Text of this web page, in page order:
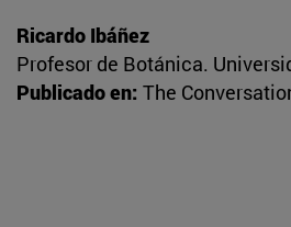
Ricardo Ibáñez
Profesor de Botánica.
Publicado en: The